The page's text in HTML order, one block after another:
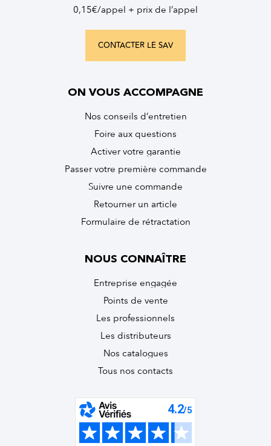
0,15€/appel + prix de l’appel
CONTACTER LE SAV
ON VOUS ACCOMPAGNE
Nos conseils d’entretien
Foire aux questions
Activer votre garantie
Passer votre première commande
Suivre une commande
Retourner un article
Formulaire de rétractation
NOUS CONNAÎTRE
Entreprise engagée
Points de vente
Les professionnels
Les distributeurs
Nos catalogues
Tous nos contacts